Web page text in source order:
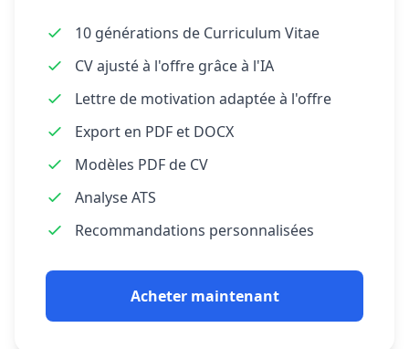
10 générations de Curriculum Vitae
CV ajusté à l'offre grâce à l'IA
Lettre de motivation adaptée à l'offre
Export en PDF et DOCX
Modèles PDF de CV
Analyse ATS
Recommandations personnalisées
Acheter maintenant